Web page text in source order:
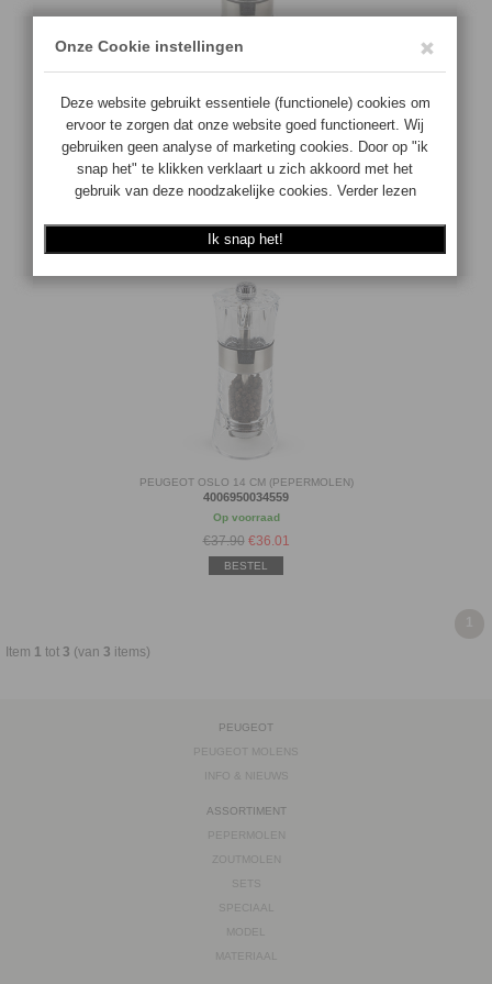
PEUGEOT OSLO GRAFIET 12CM (ZOUTMOLEN)
4006950039653
36.90
PEUGEOT OSLO 14 CM (PEPERMOLEN)
4006950034559
Op voorraad
€37.90 €36.01
BESTEL
Item 1 tot 3 (van 3 items)
PEUGEOT
PEUGEOT MOLENS
INFO & NIEUWS
ASSORTIMENT
PEPERMOLEN
ZOUTMOLEN
SETS
SPECIAAL
MODEL
MATERIAAL